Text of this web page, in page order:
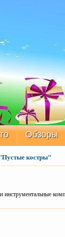
Обзоры
костры"
инструментальные